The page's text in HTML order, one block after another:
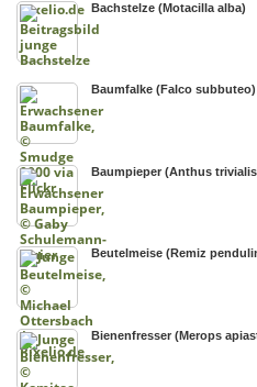
Bachstelze (Motacilla alba)
Baumfalke (Falco subbuteo)
Baumpieper (Anthus
Beutelmeise (Remiz
Bienenfresser (Merops